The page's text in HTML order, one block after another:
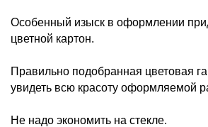
Особенный изыск в оформлении
цветной картон.
Правильно подобранная цветовая
увидеть всю красоту оформляемой
Не надо экономить на стекле.